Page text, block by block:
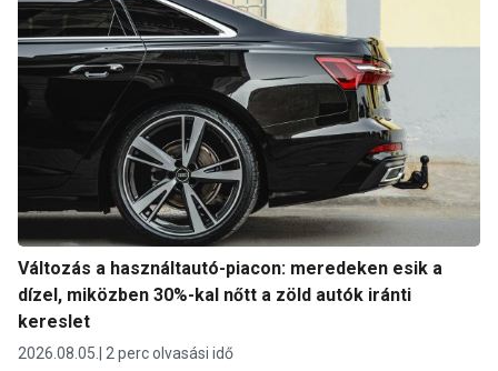
Változás a használtautó-piacon: meredeken esik a
dízel, miközben 30%-kal nőtt a zöld autók iránti
kereslet
2026.08.05. 2 perc olvasási idő